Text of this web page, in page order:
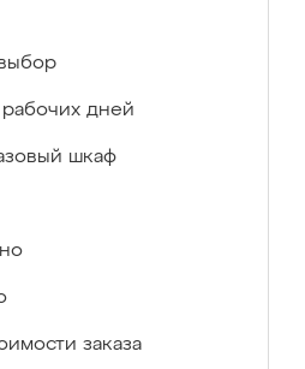
рабочих дней
шкаф
заказа